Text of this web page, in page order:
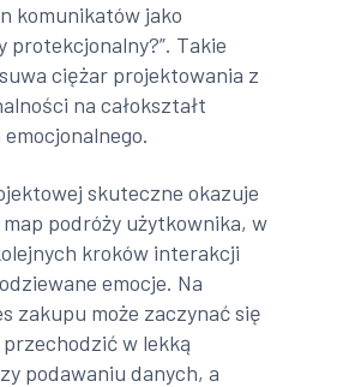
komunikatów jako
protekcjonalny?”. Takie
ciężar projektowania z
na całokształt
skuteczne okazuje
podróży użytkownika, w
kroków interakcji
emocje. Na
zakupu może zaczynać się
w lekką
podawaniu danych, a